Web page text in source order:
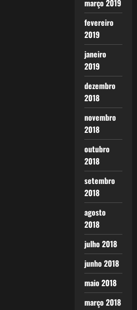
março 2019
fevereiro
2019
janeiro
2019
dezembro
2018
novembro
2018
outubro
2018
setembro
2018
agosto
2018
julho 2018
junho 2018
maio 2018
março 2018